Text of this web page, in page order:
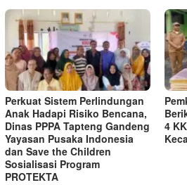
Perkuat Sistem Perlindungan
Anak Hadapi Risiko Bencana,
Dinas PPPA Tapteng Gandeng
Yayasan Pusaka Indonesia
dan Save the Children
Sosialisasi Program
PROTEKTA
4